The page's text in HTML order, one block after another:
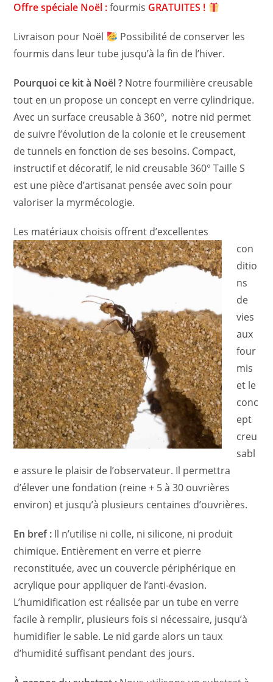
Offre spéciale Noël :fourmis GRATUITES !
Livraison pour Noël
Possibilité de conserver les
fourmis dans leur tube jusqu’à la fin de l’hiver.
Pourquoi ce kit à Noël ? Notre fourmilière creusable
tout en un propose un concept en verre cylindrique.
Avec un surface creusable à 360°, notre nid permet
de suivre l’évolution de la colonie et le creusement
de tunnels en fonction de ses besoins. Compact,
instructif et décoratif, le nid creusable 360° Taille S
est une pièce d’artisanat pensée avec soin pour
valoriser la myrmécologie.
Les matériaux choisis offrent d’excellentes
con
ditio
ns
de
vies
aux
four
mis
et le
conc
ept
creu
sabl
e assure le plaisir de l’observateur. Il permettra
d’élever une fondation (reine + 5 à 30 ouvrières
environ) et jusqu’à plusieurs centaines d’ouvrières.
En bref : Il n’utilise ni colle, ni silicone, ni produit
chimique. Entièrement en verre et pierre
reconstituée, avec un couvercle périphérique en
acrylique pour appliquer de l’anti-évasion.
L’humidification est réalisée par un tube en verre
facile à remplir, plusieurs fois si nécessaire, jusqu’à
humidifier le sable. Le nid garde alors un taux
d’humidité suffisant pendant des jours.